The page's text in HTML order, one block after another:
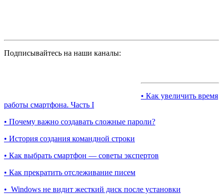
Подписывайтесь на наши каналы:
• Как увеличить время
работы смартфона. Часть I
• Почему важно создавать сложные пароли?
• История создания командной строки
• Как выбрать смартфон — советы экспертов
• Как прекратить отслеживание писем
• Windows не видит жесткий диск после установки